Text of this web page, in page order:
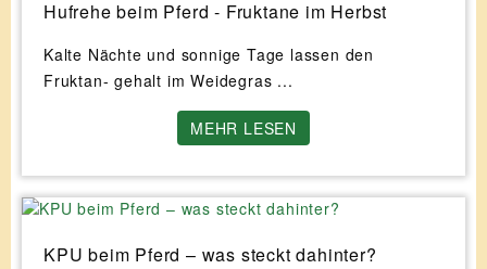
Hufrehe beim Pferd - Fruktane im Herbst
Kalte Nächte und sonnige Tage lassen den
Fruktan- gehalt im Weidegras ...
MEHR LESEN
KPU beim Pferd – was steckt dahinter?